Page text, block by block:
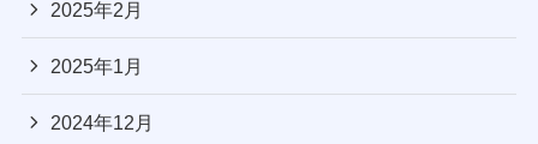
2025年2月
2025年1月
2024年12月